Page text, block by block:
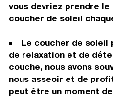
vous devriez prendre
coucher de soleil
Le coucher de soleil
de relaxation et de
couche, nous avons
nous asseoir et de
peut être un moment